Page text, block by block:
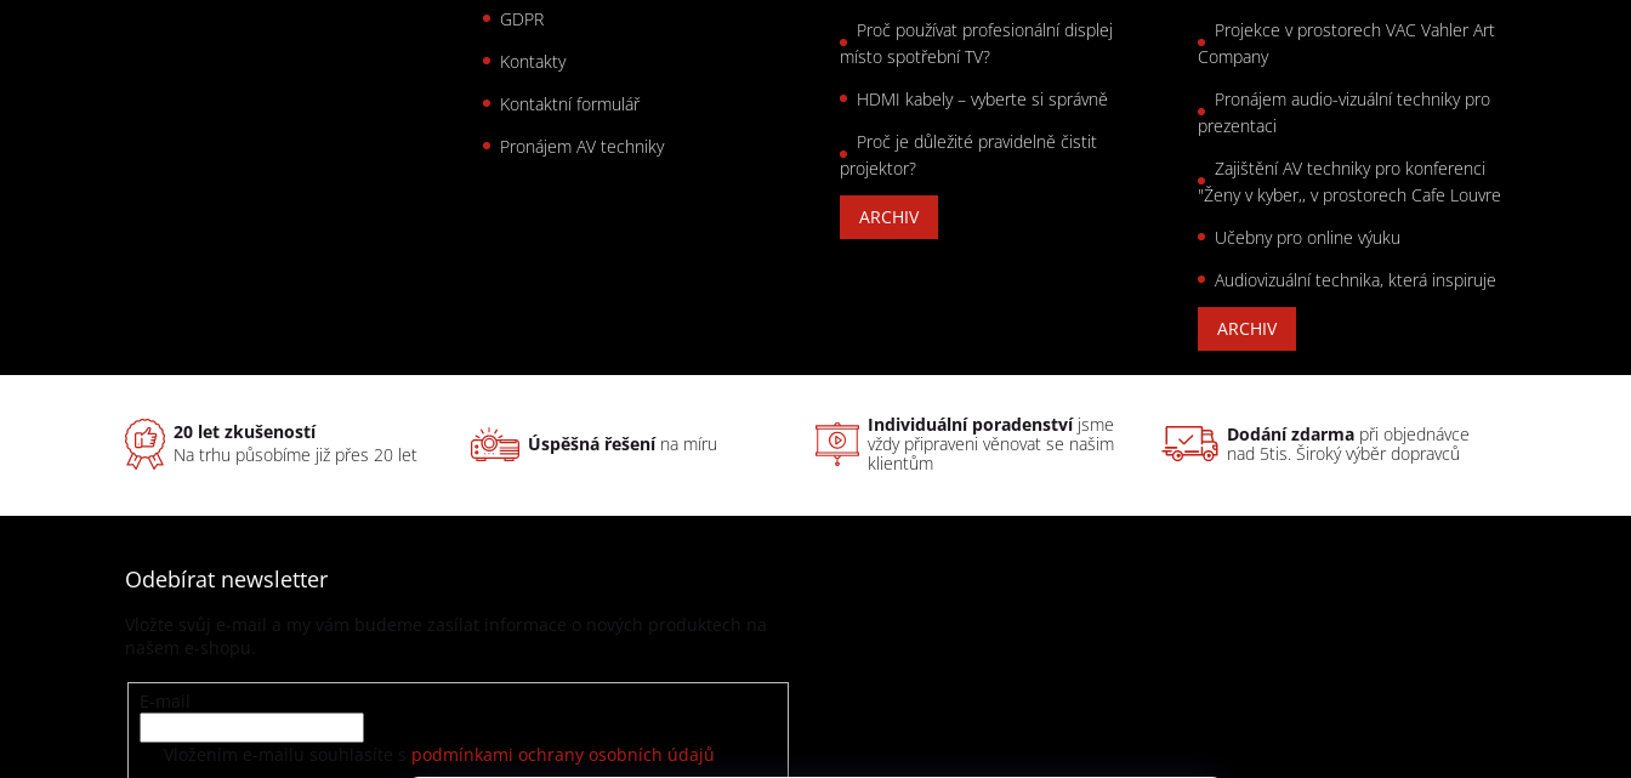
GDPR
Kontakty
Kontaktní formulář
Pronájem AV techniky
Proč používat profesionální displej
místo spotřební TV?
HDMI kabely – vyberte si správně
Proč je důležité pravidelně čistit
projektor?
ARCHIV
Projekce v prostorech VAC Vahler Art
Company
Pronájem audio-vizuální techniky pro
prezentaci
Zajištění AV techniky pro konferenci
"Ženy v kyber,, v prostorech Cafe Louvre
Učebny pro online výuku
Audiovizuální technika, která inspiruje
ARCHIV
20 let zkušeností
Na trhu působíme již přes 20 let
Úspěšná řešení na míru
Individuální poradenstvíjsme
vždy připraveni věnovat se našim
klientům
Dodání zdarma při objednávce
nad 5tis. Široký výběr dopravců
Odebírat newsletter
Vložte svůj e-mail a my vám budeme zasílat informace o nových produktech na
našem e-shopu.
E-mail
Vložením e-mailu souhlasíte s podmínkami ochrany osobních údajů